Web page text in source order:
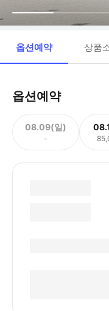
옵션예약 상품
옵션예약
08.09(일)
-